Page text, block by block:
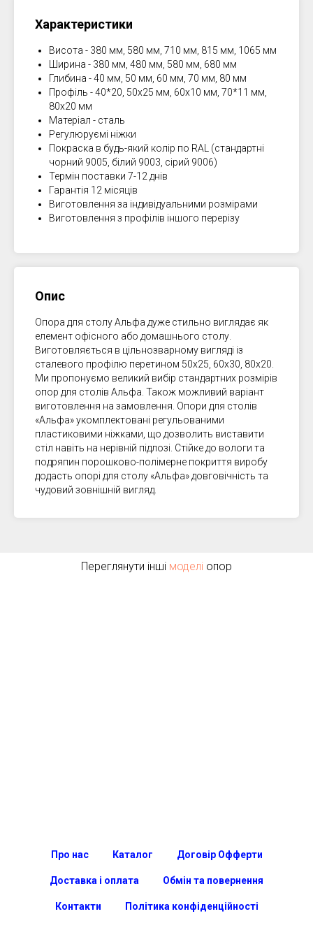
Характеристики
Висота - 380 мм, 580 мм, 710 мм, 815 мм, 1065 мм
Ширина - 380 мм, 480 мм, 580 мм, 680 мм
Глибина - 40 мм, 50 мм, 60 мм, 70 мм, 80 мм
Профіль - 40*20, 50х25 мм, 60х10 мм, 70*11 мм,
80х20 мм
Матеріал - сталь
Регулюруємі ніжки
Покраска в будь-який колір по RAL (стандартні
чорний 9005, білий 9003, сірий 9006)
Термін поставки 7-12 днів
Гарантія 12 місяців
Виготовлення за індивідуальними розмірами
Виготовлення з профілів іншого перерізу
Опис
Опора для столу Альфа дуже стильно виглядає як
елемент офісного або домашнього столу.
Виготовляється в цільнозварному вигляді із
сталевого профілю перетином 50х25, 60х30, 80х20.
Ми пропонуємо великий вибір стандартних розмірів
опор для столів Альфа. Також можливий варіант
виготовлення на замовлення. Опори для столів
«Альфа» укомплектовані регульованими
пластиковими ніжками, що дозволить виставити
стіл навіть на нерівній підлозі. Стійке до вологи та
подряпин порошково-полімерне покриття виробу
додасть опорі для столу «Альфа» довговічність та
чудовий зовнішній вигляд.
Переглянути інші моделі опор
Про нас Каталог Договір Офферти
Доставка і оплата Обмін та повернення
Контакти Політика конфіденційності